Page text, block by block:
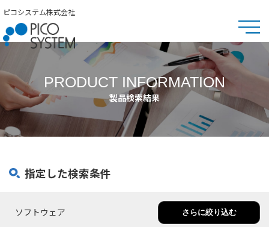
ピコシステム株式会社
PRODUCT INFORMATION
製品検索結果
指定した検索条件
ソフトウェア さらに絞り込む